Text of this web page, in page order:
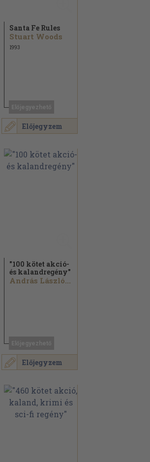
Előjegyzem
Santa Fe Rules
Stuart Woods
1993
Előjegyzem
"100 kötet akció-
és kalandregény"
András László...